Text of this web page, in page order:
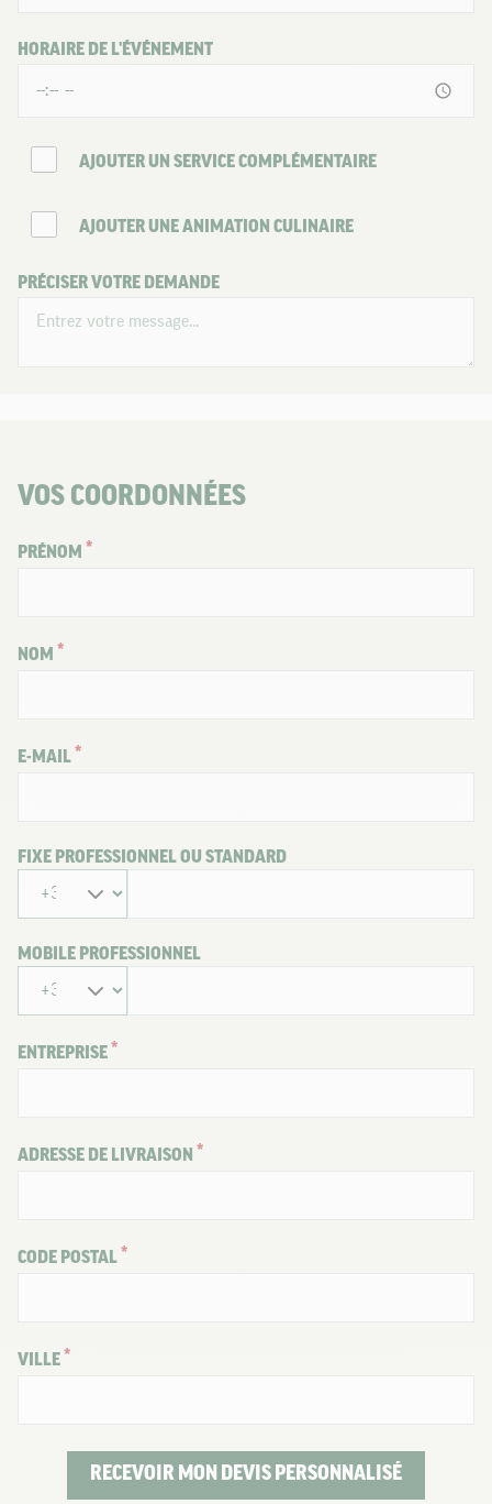
HORAIRE DE L'ÉVÉNEMENT
AJOUTER UN SERVICE COMPLÉMENTAIRE
AJOUTER UNE ANIMATION CULINAIRE
PRÉCISER VOTRE DEMANDE
VOS COORDONNÉES
PRÉNOM
NOM
E-MAIL
FIXE PROFESSIONNEL OU STANDARD
MOBILE PROFESSIONNEL
ENTREPRISE
ADRESSE DE LIVRAISON
CODE POSTAL
VILLE
RECEVOIR MON DEVIS PERSONNALISÉ